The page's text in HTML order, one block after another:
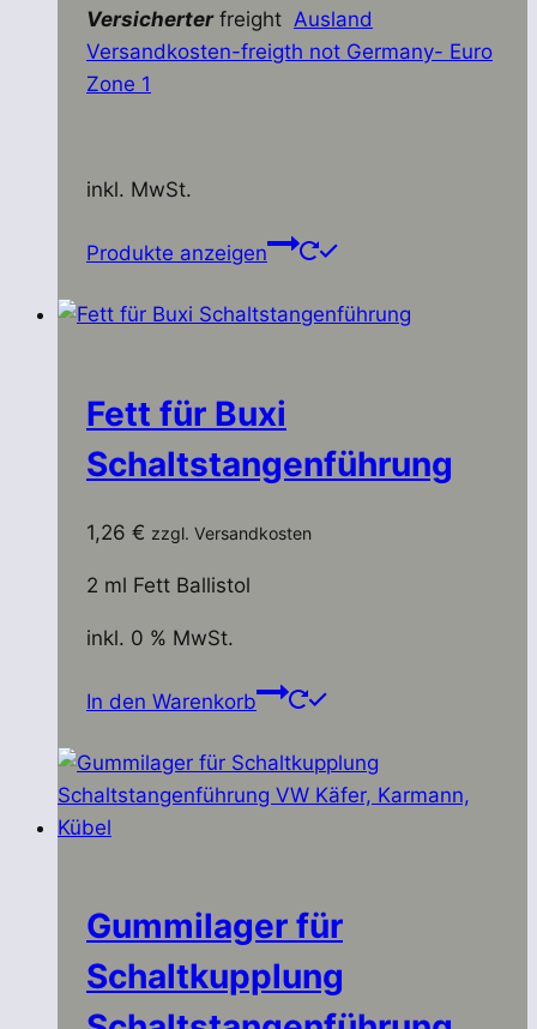
Versicherterfreight Ausland
Versandkosten-freigth not Germany- Euro
Zone 1
inkl. MwSt.
Produkte anzeigen
Fett für Buxi
Schaltstangenführung
1,26 € zzgl. Versandkosten
2 ml Fett Ballistol
inkl. 0 % MwSt.
In den Warenkorb
Gummilager für
Schaltkupplung